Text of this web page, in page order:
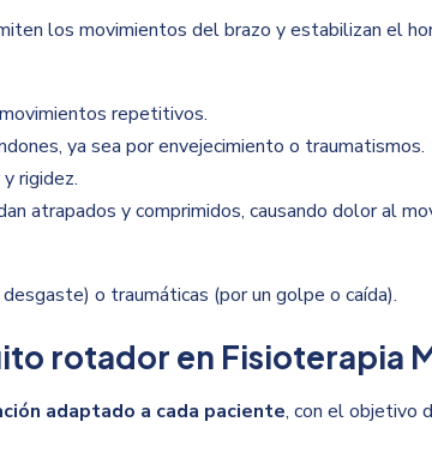
los movimientos del brazo y estabilizan el
repetitivos.
ya sea por envejecimiento o traumatismos.
rigidez.
atrapados y comprimidos, causando dolor al
o traumáticas (por un golpe o caída).
rotador en Fisioterapia
adaptado a cada paciente, con el objetivo